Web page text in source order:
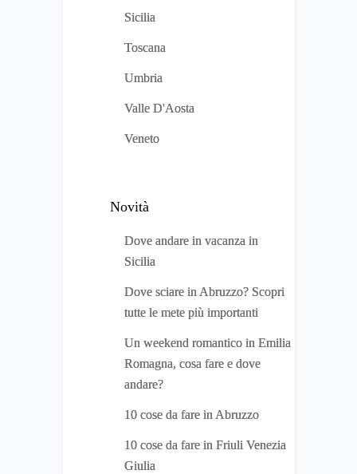
Sicilia
Toscana
Umbria
Valle D'Aosta
Veneto
Novità
Dove andare in vacanza in
Sicilia
Dove sciare in Abruzzo? Scopri
tutte le mete più importanti
Un weekend romantico in Emilia
Romagna, cosa fare e dove
andare?
10 cose da fare in Abruzzo
10 cose da fare in Friuli Venezia
Giulia